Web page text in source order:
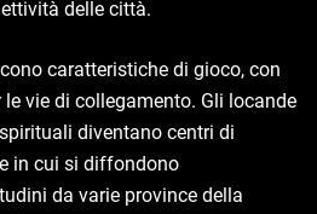
delle città.
caratteristiche di gioco, con
vie di collegamento. Gli locande
diventano centri di
in cui si diffondono
da varie province della